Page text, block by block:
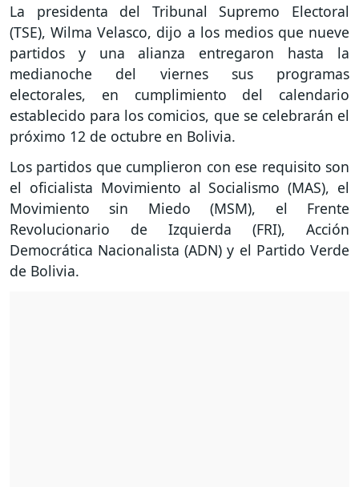
La presidenta del Tribunal Supremo Electoral
(TSE), Wilma Velasco, dijo a los medios que nueve
partidos y una alianza entregaron hasta la
medianoche del viernes sus programas
electorales, en cumplimiento del calendario
establecido para los comicios, que se celebrarán el
próximo 12 de octubre en Bolivia.
Los partidos que cumplieron con ese requisito son
el oficialista Movimiento al Socialismo (MAS), el
Movimiento sin Miedo (MSM), el Frente
Revolucionario de Izquierda (FRI), Acción
Democrática Nacionalista (ADN) y el Partido Verde
de Bolivia.